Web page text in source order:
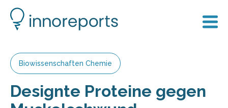
Biowissenschaften Chemie
Designte Proteine gegen